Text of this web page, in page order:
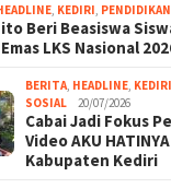
KEDIRI PENDIDIKAN
Beri Beasiswa
LKS Nasional
BERITA HEADLINE KEDIRI
SOSIAL
20/07/2026
Cabai Jadi Fokus
Video AKU
Kabupaten Kediri